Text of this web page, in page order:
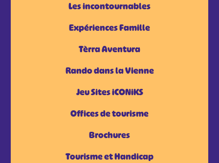
Les incontournables
Expériences Famille
Tèrra Aventura
Rando dans la Vienne
Jeu Sites iCONiKS
Offices de tourisme
Brochures
Tourisme et Handicap